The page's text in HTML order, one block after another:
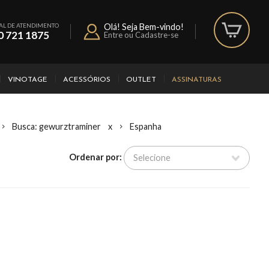
DE ATENDIMENTO
721 1875
Olá! Seja Bem-vindo!
Entre ou Cadastre-se
VINOTAGE ACESSÓRIOS OUTLET ASSINATURAS
Busca: gewurztraminer x Espanha
Ordenar por: